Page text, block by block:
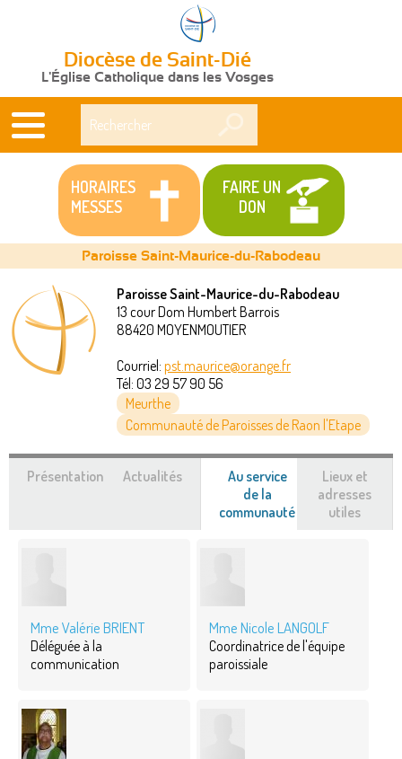
Diocèse de Saint-Dié
L'Église Catholique dans les Vosges
HORAIRES
MESSES
FAIRE UN
DON
Vous
êtes
Paroisse Saint-Maurice-du-Rabodeau
Paroisse Saint-Maurice-du-Rabodeau
13 cour Dom Humbert Barrois
88420 MOYENMOUTIER
Courriel: pst.maurice@orange.fr
Tél: 03 29 57 90 56
Meurthe
Communauté de Paroisses de Raon l'Etape
Présentation Actualités
Au service
de la
communauté (onglet
Lieux et
adresses
utiles
Mme Valérie BRIENT
Déléguée à la
communication
Mme Nicole LANGOLF
Coordinatrice de l'équipe
paroissiale